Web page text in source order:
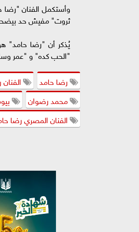
وأستكمل الفنان
ثروت" مفيش حد
يُذكر أن "رضا حامد"
"الحب كده" و "عمر وسلمى 2" و "نور عيني" و "آخر كلام" و "حبيبي
رضا حامد
محمد رضوان
الفنان المصري رضا